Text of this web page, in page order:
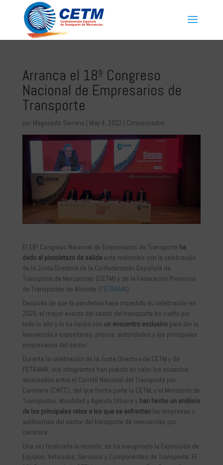
Arranca el 18º Congreso
Nacional de Empresarios de
Transporte
por Magaceda Serrano | May 4, 2022 | Comunicados
El 18º Congreso Nacional de Empresarios de Transporte ha
dado el pistoletazo de salida este miércoles con la celebración
de la Junta Directiva de la Confederación Española de
Transporte de Mercancías (CETM) y de la Federación Provincial
de Transportes de Alicante (FETRAMA).
Después de que la pandemia haya impedido su celebración en
2020, el mayor evento del sector del transporte ha vuelto por
todo lo alto y lo ha hecho con un encuentro exclusivo para dar la
bienvenida a expositores, prensa, autoridades y los principales
empresarios del sector.
Durante la celebración de la Junta Directiva de CETM y de
FETRAMA, sus integrantes han puesto en valor los acuerdos
alcanzados entre el Comité Nacional del Transporte por
Carretera (CNTC), del que forma parte la CETM, y el Ministerio de
Transportes, Movilidad y Agenda Urbana y han hecho un análisis
de los principales retos a los que se enfrentan las empresas y
autónomos del sector del transporte de mercancías por
carretera.
Una vez finalizada la reunión, se ha inaugurado la Exposición de
Equipos, Vehículos, Servicios y Componentes de Transporte. El